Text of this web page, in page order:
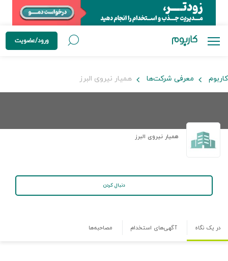
ورود/عضویت
کاربوم معرفی شرکت‌ها همیار نیروی البرز
همیار نیروی البرز
دنبال کردن
در یک نگاه آگهی‌های استخدام مصاحبه‌ها